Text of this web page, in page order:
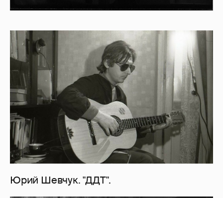
Юрий Шевчук. "ДДТ".